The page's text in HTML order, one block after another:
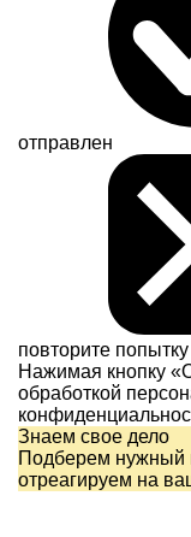
отправлен
повторите
Нажимая кнопку
обработкой
Знаем свое дело
Подберем нужный
отреагируем на